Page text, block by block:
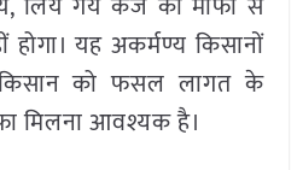
यह अकर्मण्य किसानों
किसान को फसल लागत के
मिलना आवश्यक है।